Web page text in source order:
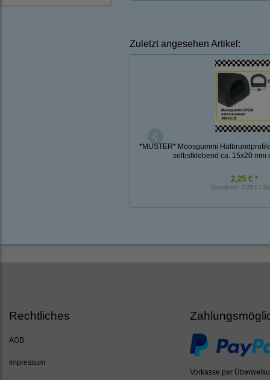
Zuletzt angesehen Artikel:
*MUSTER* Moosgummi
selbstklebend ca. 15x20 mm
2,25 € *
Grundpreis: 2,25 € /
Rechtliches
AGB
Impressum
Vorkasse per